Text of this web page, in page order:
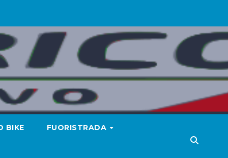
BIKE FUORISTRADA